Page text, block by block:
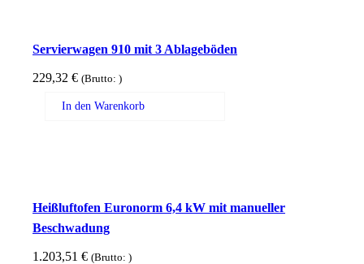
Servierwagen 910 mit 3 Ablageböden
229,32 € (Brutto: )
In den Warenkorb
Heißluftofen Euronorm 6,4 kW mit manueller
Beschwadung
1.203,51 € (Brutto: )